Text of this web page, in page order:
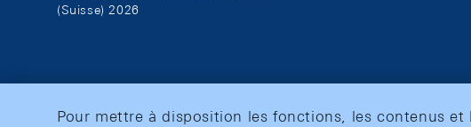
(Suisse) 2026
Pour mettre à disposition les fonctions, les contenus et